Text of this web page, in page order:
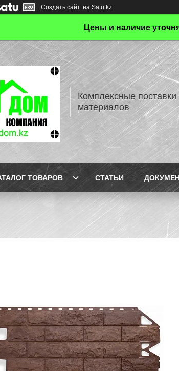
Создать сайт на Satu.kz
Цены и наличие
Комплексные поставки
материалов
ТОВАРОВ СТАТЬИ